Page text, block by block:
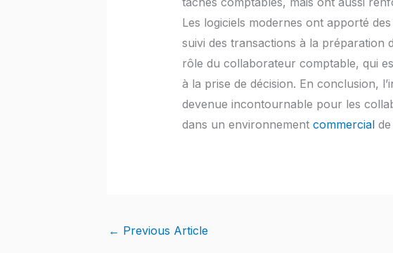
Les logiciels modernes ont apporté
suivi des transactions à la préparation
rôle du collaborateur comptable, qui
à la prise de décision. En conclusion,
devenue incontournable pour les
dans un environnement commercialde
← Previous Article